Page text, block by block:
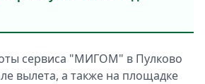
сервиса "МИГОМ" в Пулково
вылета, а также на площадке